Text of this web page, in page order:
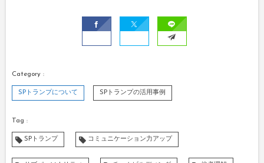
SPトランプについて SPトランプの活用事例
SPトランプ コミュニケーション力アップ